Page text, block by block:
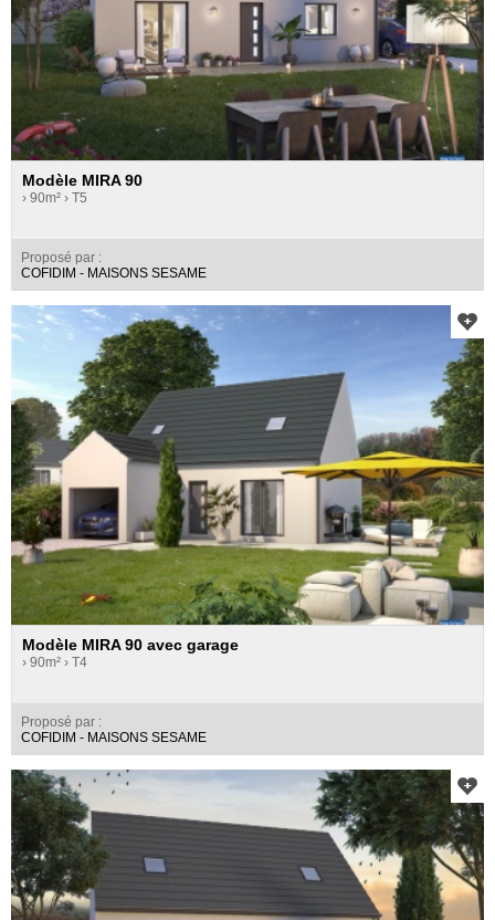
Modèle MIRA 90
› 90m² › T5
Proposé par :
COFIDIM - MAISONS SESAME
Modèle MIRA 90 avec garage
› 90m² › T4
Proposé par :
COFIDIM - MAISONS SESAME